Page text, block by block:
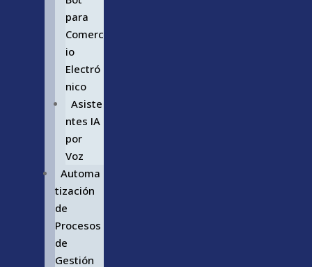
para
Comerc
io
Electró
nico
Asiste
ntes IA
por
Voz
Automa
tización
de
Procesos
de
Gestión